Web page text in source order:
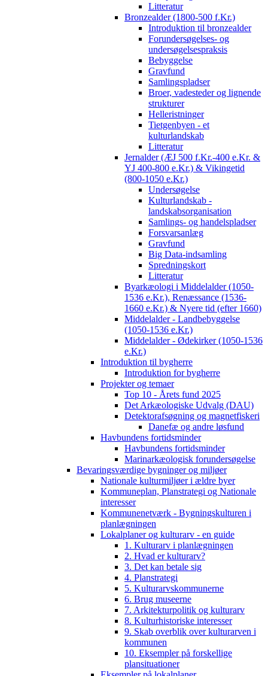
Litteratur
Bronzealder (1800-500 f.Kr.)
Introduktion til bronzealder
Forundersøgelses- og
undersøgelsespraksis
Bebyggelse
Gravfund
Samlingspladser
Broer, vadesteder og lignende
strukturer
Helleristninger
Tietgenbyen - et
kulturlandskab
Litteratur
Jernalder (ÆJ 500 f.Kr.-400 e.Kr. &
YJ 400-800 e.Kr.) & Vikingetid
(800-1050 e.Kr.)
Undersøgelse
Kulturlandskab -
landskabsorganisation
Samlings- og handelspladser
Forsvarsanlæg
Gravfund
Big Data-indsamling
Spredningskort
Litteratur
Byarkæologi i Middelalder (1050-
1536 e.Kr.), Renæssance (1536-
1660 e.Kr.) & Nyere tid (efter 1660)
Middelalder - Landbebyggelse
(1050-1536 e.Kr.)
Middelalder - Ødekirker (1050-1536
e.Kr.)
Introduktion til bygherre
Introduktion for bygherre
Projekter og temaer
Top 10 - Årets fund 2025
Det Arkæologiske Udvalg (DAU)
Detektorafsøgning og magnetfiskeri
Danefæ og andre løsfund
Havbundens fortidsminder
Havbundens fortidsminder
Marinarkæologisk forundersøgelse
Bevaringsværdige bygninger og miljøer
Nationale kulturmiljøer i ældre byer
Kommuneplan, Planstrategi og Nationale
interesser
Kommunenetværk - Bygningskulturen i
planlægningen
Lokalplaner og kulturarv - en guide
1. Kulturarv i planlægningen
2. Hvad er kulturarv?
3. Det kan betale sig
4. Planstrategi
5. Kulturarvskommunerne
6. Brug museerne
7. Arkitekturpolitik og kulturarv
8. Kulturhistoriske interesser
9. Skab overblik over kulturarven i
kommunen
10. Eksempler på forskellige
plansituationer